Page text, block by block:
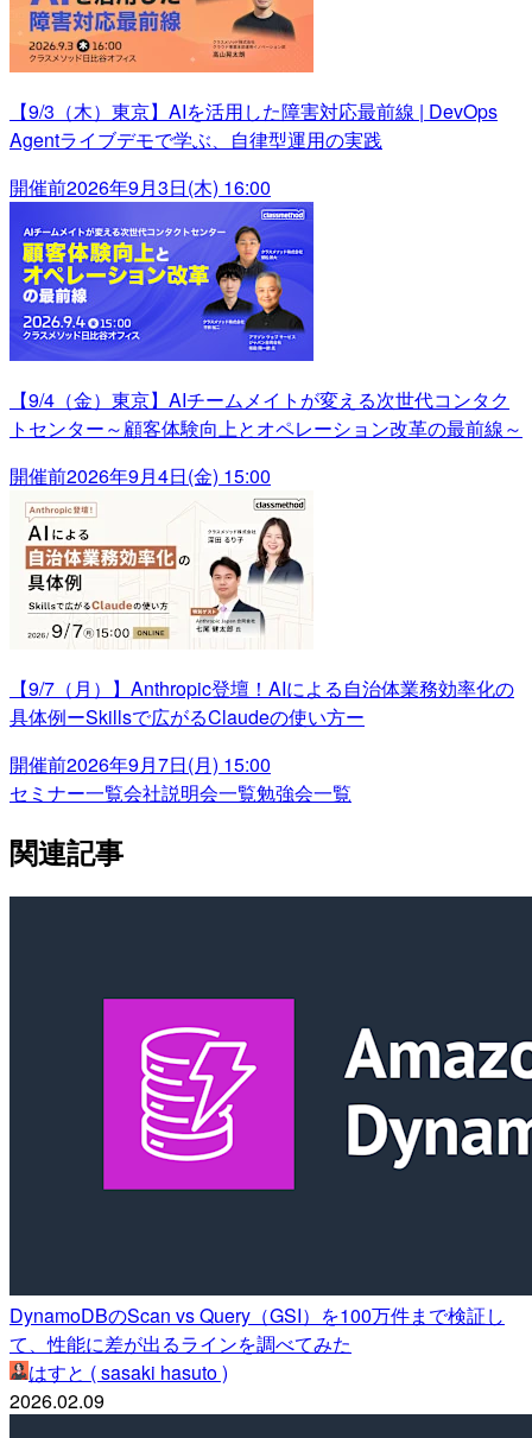
【9/3（木）東京】AIを活用した障害対応最前線 | DevOps
Agentライブデモで学ぶ、自律型運用の実践
開催前2026年9月3日(木) 16:00
【9/4（金）東京】AIチームメイトが変える次世代コンタク
トセンター～顧客体験向上とオペレーション改革の最前線～
開催前2026年9月4日(金) 15:00
【9/7（月）】Anthropic登壇！AIによる自治体業務効率化の
具体例ーSkillsで広がるClaudeの使い方ー
開催前2026年9月7日(月) 15:00
セミナー一覧会社説明会一覧勉強会一覧
関連記事
DynamoDBのScan vs Query（GSI）を100万件まで検証し
て、性能に差が出るラインを調べてみた
はすと ( sasaki hasuto )
2026.02.09